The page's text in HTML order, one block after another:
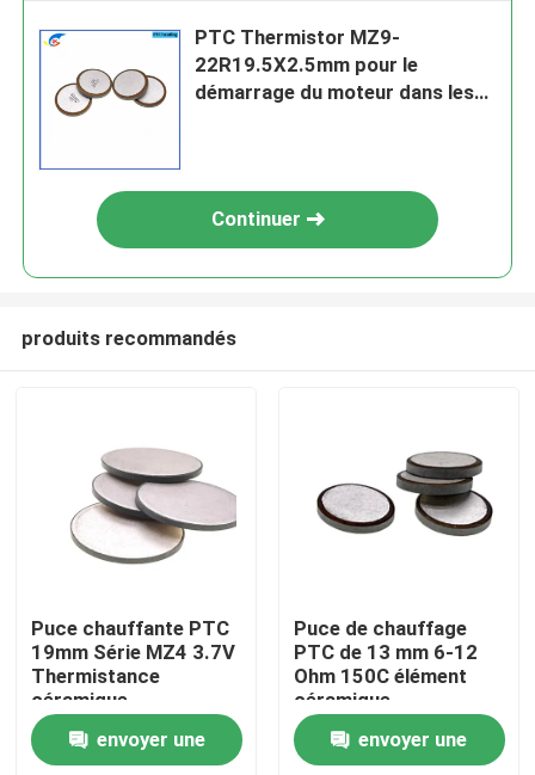
Produits
vidéo
PTC Thermistor MZ9-
22R19.5X2.5mm pour le
démarrage du moteur dans les
Continuer
produits recommandés
Puce chauffante PTC
19mm Série MZ4 3.7V
Thermistance
céramique
envoyer une
Puce de chauffage
PTC de 13 mm 6-12
Ohm 150C élément
céramique
envoyer une